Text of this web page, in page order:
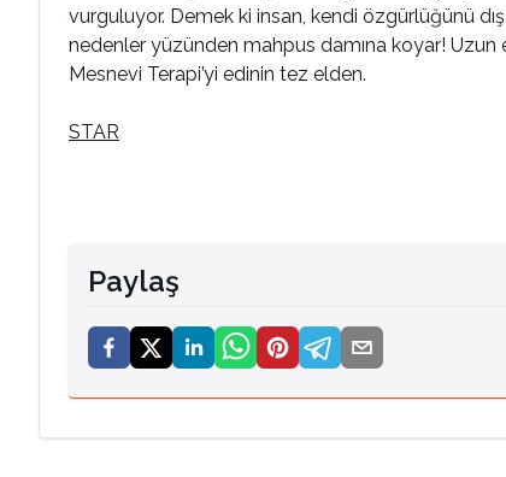
vurguluyor. Demek ki insan, kendi özgürlüğünü
nedenler yüzünden mahpus damına koyar! Uzun
Mesnevi Terapi’yi edinin tez elden.
STAR
Paylaş